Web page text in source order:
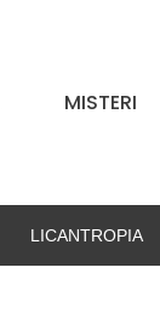
MISTERI
LICANTROPIA